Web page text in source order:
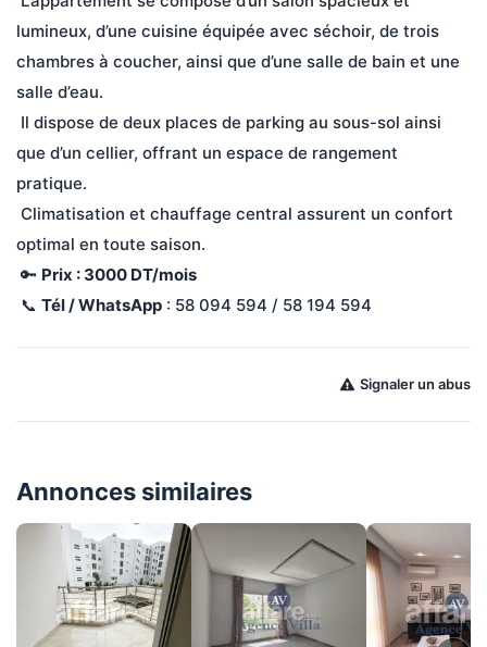
lumineux, d’une cuisine équipée avec séchoir, de trois
chambres à coucher, ainsi que d’une salle de bain et une
salle d’eau.
que d’un cellier, offrant un espace de rangement
pratique.
optimal en toute saison.
🔑 Prix : 3000 DT/mois
📞 Tél / WhatsApp : 58 094 594 / 58 194 594
Signaler un abus
Annonces similaires